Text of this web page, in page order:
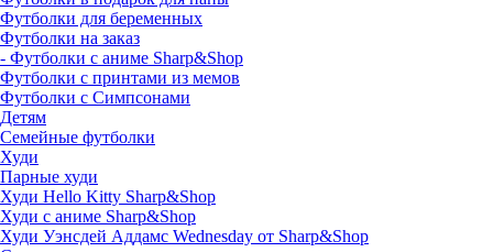
Футболки для беременных
Футболки на заказ
- Футболки с аниме Sharp&Shop
Футболки с принтами из мемов
Футболки с Симпсонами
Детям
Семейные футболки
Худи
Парные худи
Худи Hello Kitty Sharp&Shop
Худи с аниме Sharp&Shop
Худи Уэнсдей Аддамс Wednesday от Sharp&Shop